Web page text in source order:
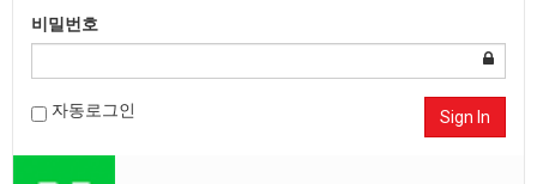
비밀번호
자동로그인 Sign In